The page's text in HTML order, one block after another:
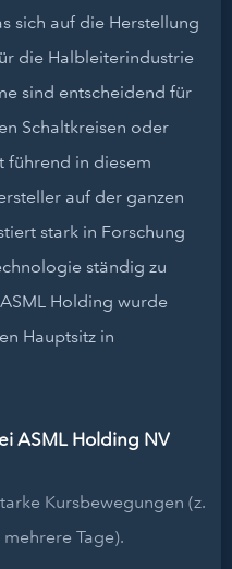
sich auf die Herstellung
die Halbleiterindustrie
sind entscheidend für
Schaltkreisen oder
führend in diesem
auf der ganzen
stark in Forschung
ständig zu
Holding wurde
Hauptsitz in
ASML Holding NV
Kursbewegungen (z.
Tage).